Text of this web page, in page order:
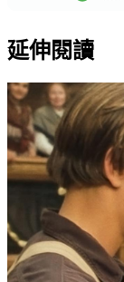
延伸閱讀